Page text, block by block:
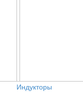
Индукторы